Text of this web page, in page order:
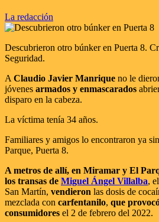
La redacción
Descubrieron otro búnker en Puerta 8.
Seguridad.
A Claudio Javier Manrique no le
jóvenes armados y enmascarados
disparo en la cabeza.
La víctima tenía 34 años.
Familiares y amigos lo encontraron ya
Parque, Puerta 8.
A metros de allí, en Miramar y El
los transas de Miguel Ángel Villalba,
San Martín, vendieron las dosis de
mezclada con carfentanilo, que
consumidores el 2 de febrero del 2022.